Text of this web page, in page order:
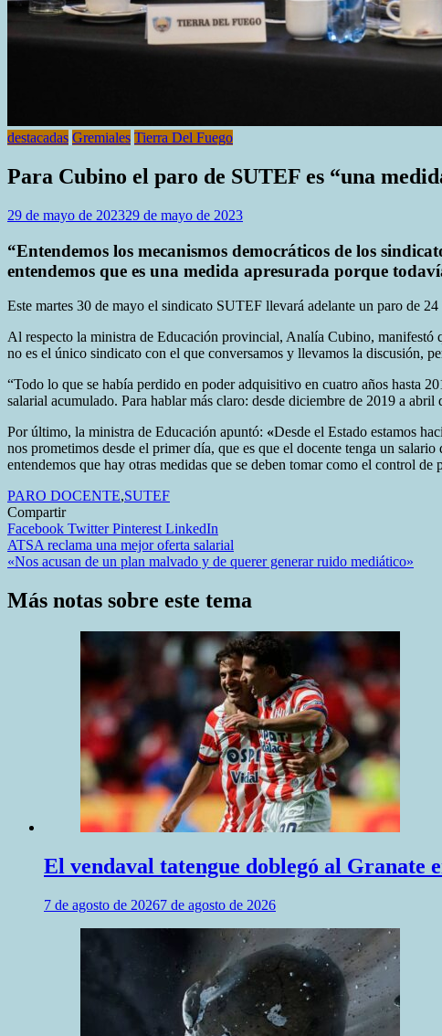
destacadas Gremiales Tierra Del Fuego
Para Cubino el paro de SUTEF es “una
29 de mayo de 202329 de mayo de 2023
“Entendemos los mecanismos democráticos de los
entendemos que es una medida apresurada porque
Este martes 30 de mayo el sindicato SUTEF llevará adelante un paro de
Al respecto la ministra de Educación provincial, Analía Cubino, manifestó
no es el único sindicato con el que conversamos y llevamos la discusión,
“Todo lo que se había perdido en poder adquisitivo en cuatro años hasta
salarial acumulado. Para hablar más claro: desde diciembre de 2019 a
Por último, la ministra de Educación apuntó: «Desde el Estado estamos
nos prometimos desde el primer día, que es que el docente tenga un
entendemos que hay otras medidas que se deben tomar como el control de
PARO DOCENTE,SUTEF
Compartir
Facebook TwitterPinterest LinkedIn
Navegación
de
entradas
ATSA reclama una mejor oferta salarial
«Nos acusan de un plan malvado y de querer generar ruido mediático»
Más notas sobre este tema
El vendaval tatengue doblegó al Granate
7 de agosto de 20267 de agosto de 2026